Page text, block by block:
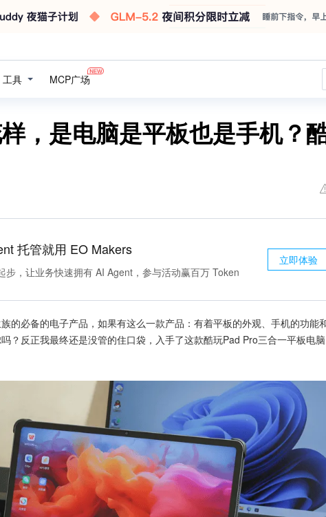
工具 MCP广场
，是电脑是平板也是手机？
托管就用 EO Makers
步，让业务快速拥有 AI Agent，参与活动赢百万 Token
立即体验
的必备的电子产品，如果有这么一款产品：有着平板的外观、手机的功能
？反正我最终还是没管的住口袋，入手了这款酷玩Pad Pro三合一平板电脑